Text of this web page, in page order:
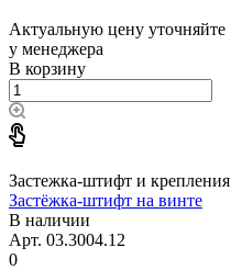
Актуальную цену уточняйте
у менеджера
В корзину
Застежка-штифт и крепления
Застёжка-штифт на винте
В наличии
Арт. 03.3004.12
0